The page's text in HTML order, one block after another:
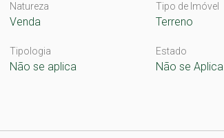
Natureza
Venda
Tipo de Imóvel
Terreno
Tipologia
Não se aplica
Estado
Não se Aplica